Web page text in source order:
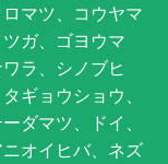
マツ、コウヤマ
ガ、ゴヨウマ
ラ、シノブヒ
ギョウショウ、
ダマツ、ドイ、
オイヒバ、ネズ